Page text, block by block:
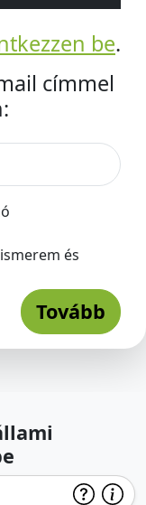
be.
címmel
ismerem és
Tovább